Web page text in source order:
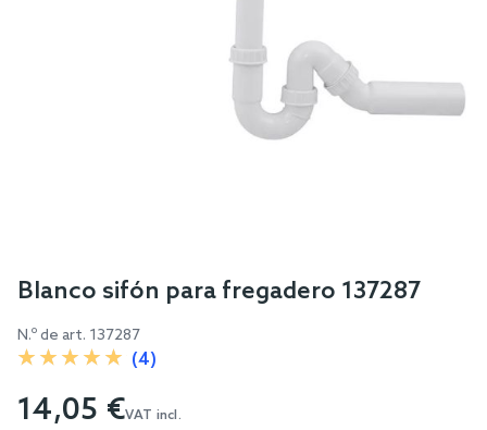
Skip
the
beginning
of
the
Blanco sifón para fregadero 137287
N.º de art. 137287
(4)
14,05 €VAT incl.